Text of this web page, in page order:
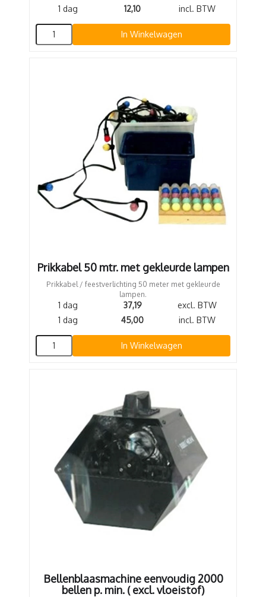
1 dag 12,10 incl. BTW
In Winkelwagen
Prikkabel 50 mtr. met gekleurde lampen
Prikkabel / feestverlichting 50 meter met gekleurde
lampen.
1 dag 37,19
excl. BTW
1 dag
45,00 incl. BTW
In Winkelwagen
Bellenblaasmachine eenvoudig 2000
bellen p. min. ( excl. vloeistof)